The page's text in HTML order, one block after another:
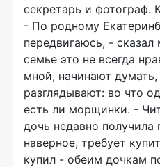
секретарь и фотограф.
- По родному
передвигаюсь, -
семье это не всегда
мной, начинают думать,
разглядывают: во что
есть ли морщинки. -
дочь недавно получила
наверное, требует
купил - обеим дочкам